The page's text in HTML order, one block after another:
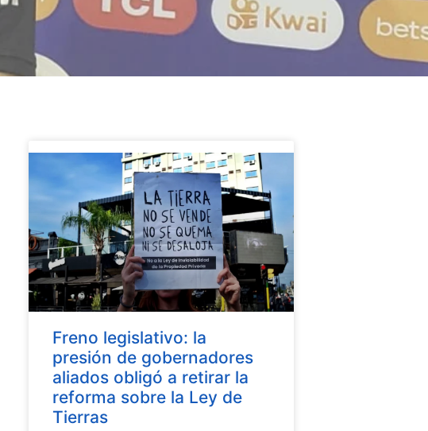
Freno legislativo: la
presión de gobernadores
aliados obligó a retirar la
reforma sobre la Ley de
Tierras